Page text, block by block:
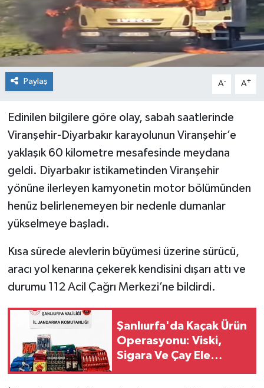
Paylaş A- A+
Edinilen bilgilere göre olay, sabah saatlerinde
Viranşehir-Diyarbakır karayolunun Viranşehir’e
yaklaşık 60 kilometre mesafesinde meydana
geldi. Diyarbakır istikametinden Viranşehir
yönüne ilerleyen kamyonetin motor bölümünden
henüz belirlenemeyen bir nedenle dumanlar
yükselmeye başladı.
Kısa sürede alevlerin büyümesi üzerine sürücü,
aracı yol kenarına çekerek kendisini dışarı attı ve
durumu 112 Acil Çağrı Merkezi’ne bildirdi.
Şanlıurfa'da Kaçak Ürün
Operasyonu: Viski,
Sigara Ve Çay Ele